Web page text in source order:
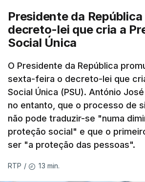
Presidente da
decreto-lei que cria a
Social Única
O Presidente da República
sexta-feira o decreto-lei que
Social Única (PSU). António
no entanto, que o processo de
não pode traduzir-se "numa
proteção social" e que o
ser "a proteção das pessoas".
RTP / 13 min.